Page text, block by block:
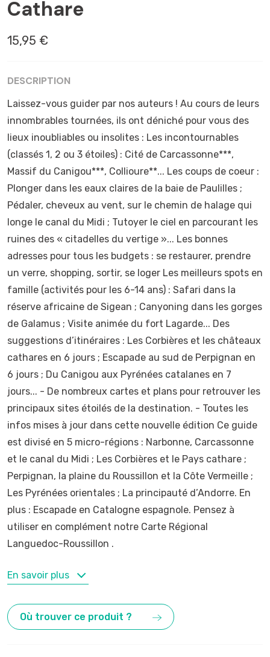
Cathare
15,95 €
DESCRIPTION
Laissez-vous guider par nos auteurs ! Au cours de leurs
innombrables tournées, ils ont déniché pour vous des
lieux inoubliables ou insolites : Les incontournables
(classés 1, 2 ou 3 étoiles) : Cité de Carcassonne***,
Massif du Canigou***, Collioure**... Les coups de coeur :
Plonger dans les eaux claires de la baie de Paulilles ;
Pédaler, cheveux au vent, sur le chemin de halage qui
longe le canal du Midi ; Tutoyer le ciel en parcourant les
ruines des « citadelles du vertige »... Les bonnes
adresses pour tous les budgets : se restaurer, prendre
un verre, shopping, sortir, se loger Les meilleurs spots en
famille (activités pour les 6-14 ans) : Safari dans la
réserve africaine de Sigean ; Canyoning dans les gorges
de Galamus ; Visite animée du fort Lagarde... Des
suggestions d’itinéraires : Les Corbières et les châteaux
cathares en 6 jours ; Escapade au sud de Perpignan en
6 jours ; Du Canigou aux Pyrénées catalanes en 7
jours... - De nombreux cartes et plans pour retrouver les
principaux sites étoilés de la destination. - Toutes les
infos mises à jour dans cette nouvelle édition Ce guide
est divisé en 5 micro-régions : Narbonne, Carcassonne
et le canal du Midi ; Les Corbières et le Pays cathare ;
Perpignan, la plaine du Roussillon et la Côte Vermeille ;
Les Pyrénées orientales ; La principauté d’Andorre. En
plus : Escapade en Catalogne espagnole. Pensez à
utiliser en complément notre Carte Régional
Languedoc-Roussillon .
MOTS-CLÉS
Perpignan
En savoir plus
Où trouver ce produit ?